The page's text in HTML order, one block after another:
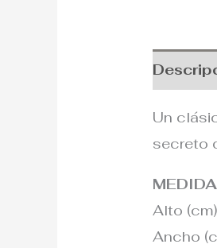
Un
secreto
Alto
Ancho